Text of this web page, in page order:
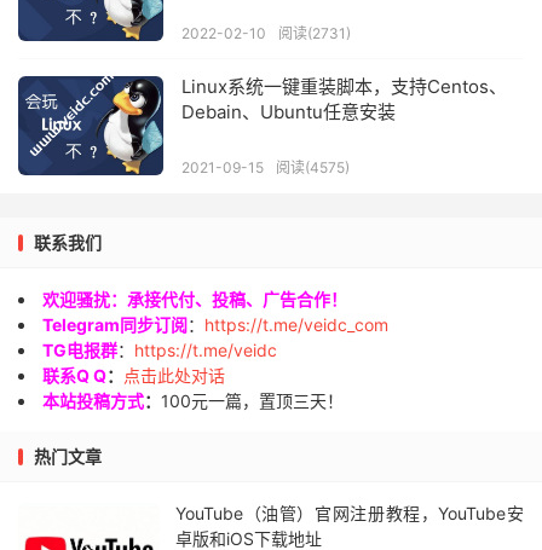
2022-02-10 阅读(2731)
Linux系统一键重装脚本，支持Centos、
Debain、Ubuntu任意安装
2021-09-15 阅读(4575)
联系我们
欢迎骚扰：承接代付、投稿、广告合作！
Telegram同步订阅： https://t.me/veidc_com
TG电报群： https://t.me/veidc
联系Q Q：
点击此处对话
本站投稿方式： 100元一篇，置顶三天！
热门文章
YouTube（油管）官网注册教程，YouTube安
卓版和iOS下载地址